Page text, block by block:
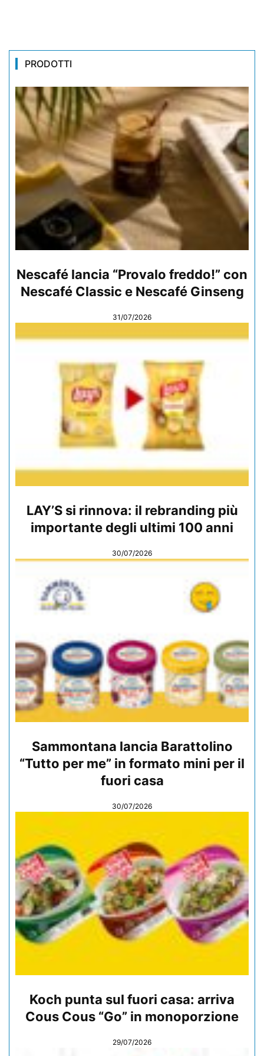
PRODOTTI
Nescafé lancia “Provalo freddo!” con
Nescafé Classic e Nescafé Ginseng
31/07/2026
LAY’S si rinnova: il rebranding più
importante degli ultimi 100 anni
30/07/2026
Sammontana lancia Barattolino
“Tutto per me” in formato mini per il
fuori casa
30/07/2026
Koch punta sul fuori casa: arriva
Cous Cous “Go” in monoporzione
29/07/2026